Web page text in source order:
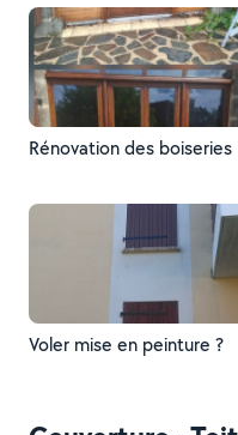
Rénovation des boiseries
Voler mise en peinture ?